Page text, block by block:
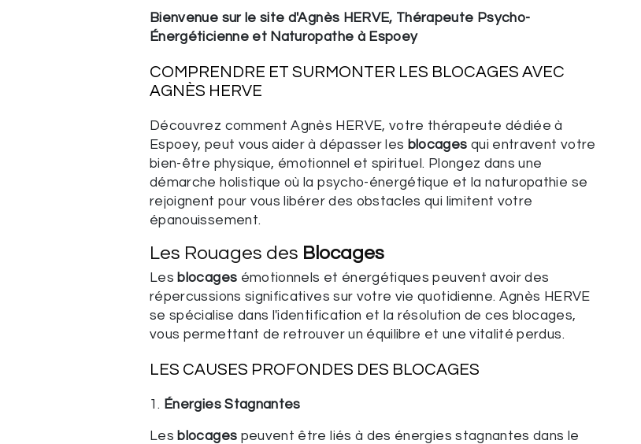
Bienvenue sur le site d'Agnès HERVE, Thérapeute Psycho-
Énergéticienne et Naturopathe à Espoey
COMPRENDRE ET SURMONTER LES BLOCAGES AVEC
AGNÈS HERVE
Découvrez comment Agnès HERVE, votre thérapeute dédiée à
Espoey, peut vous aider à dépasser les blocages qui entravent votre
bien-être physique, émotionnel et spirituel. Plongez dans une
démarche holistique où la psycho-énergétique et la naturopathie se
rejoignent pour vous libérer des obstacles qui limitent votre
épanouissement.
Les Rouages des Blocages
Les blocages émotionnels et énergétiques peuvent avoir des
répercussions significatives sur votre vie quotidienne. Agnès HERVE
se spécialise dans l'identification et la résolution de ces blocages,
vous permettant de retrouver un équilibre et une vitalité perdus.
LES CAUSES PROFONDES DES BLOCAGES
1. Énergies Stagnantes
Les blocages peuvent être liés à des énergies stagnantes dans le